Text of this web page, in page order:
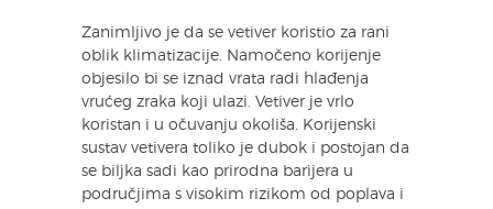
Zanimljivo je da se vetiver koristio za rani
oblik klimatizacije. Namočeno korijenje
objesilo bi se iznad vrata radi hlađenja
vrućeg zraka koji ulazi. Vetiver je vrlo
koristan i u očuvanju okoliša. Korijenski
sustav vetivera toliko je dubok i postojan da
se biljka sadi kao prirodna barijera u
područjima s visokim rizikom od poplava i